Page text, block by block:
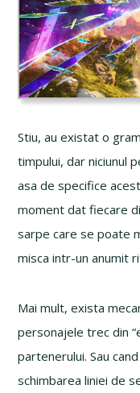
Stiu, au existat o
timpului, dar niciunul
asa de specifice
moment dat fiecare
sarpe care se poate
misca intr-un anumit
Mai mult, exista
personajele trec din
partenerului. Sau
schimbarea liniei de